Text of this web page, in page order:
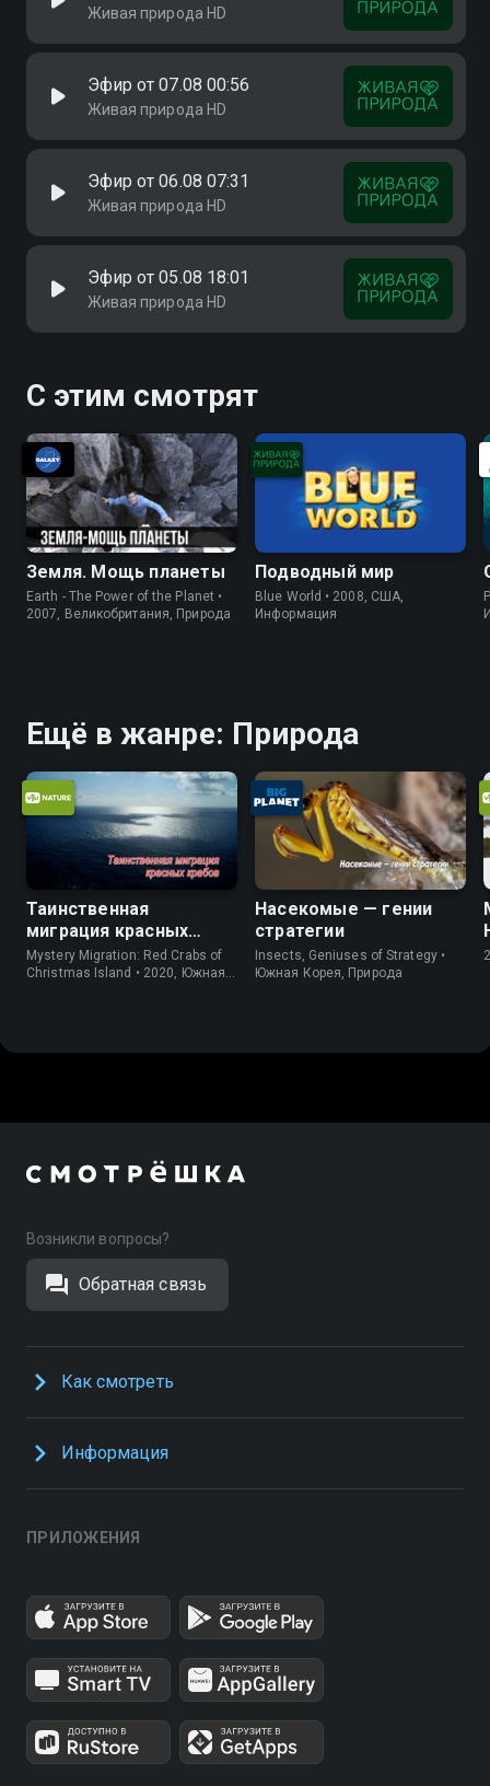
Живая природа HD
Эфир от 07.08 00:56
Живая природа HD
Эфир от 06.08 07:31
Живая природа HD
Эфир от 05.08 18:01
Живая природа HD
С этим смотрят
Земля. Мощь планеты
Earth - The Power of the Planet •
2007, Великобритания, Природа
Подводный мир
Blue World • 2008, США,
Информация
Ещё в жанре: Природа
Таинственная
миграция красных
крабов
Mystery Migration: Red Crabs of
Christmas Island • 2020, Южная
Насекомые — гении
стратегии
Insects, Geniuses of Strategy •
Южная Корея, Природа
Возникли вопросы?
Обратная связь
Как смотреть
Информация
ПРИЛОЖЕНИЯ